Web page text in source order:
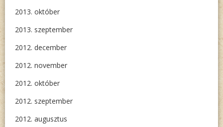
2013. október
2013. szeptember
2012. december
2012. november
2012. október
2012. szeptember
2012. augusztus